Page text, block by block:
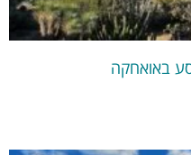
באואחקה